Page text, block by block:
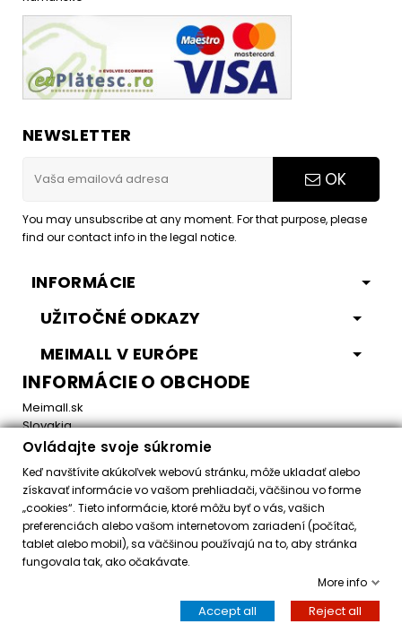
NEWSLETTER
OK
You may unsubscribe at any moment. For that purpose, please
find our contact info in the legal notice.
INFORMÁCIE
UŽITOČNÉ ODKAZY
MEIMALL V EURÓPE
INFORMÁCIE O OBCHODE
Meimall.sk
Slovakia
Email:office@meimall.sk
Control your Privacy
Všetky práva vyhradené ©
Ovládajte svoje súkromie
Keď navštívite akúkoľvek webovú stránku, môže ukladať alebo
získavať informácie vo vašom prehliadači, väčšinou vo forme
„cookies“. Tieto informácie, ktoré môžu byť o vás, vašich
preferenciách alebo vašom internetovom zariadení (počítač,
tablet alebo mobil), sa väčšinou používajú na to, aby stránka
fungovala tak, ako očakávate.
More info
Accept all Reject all